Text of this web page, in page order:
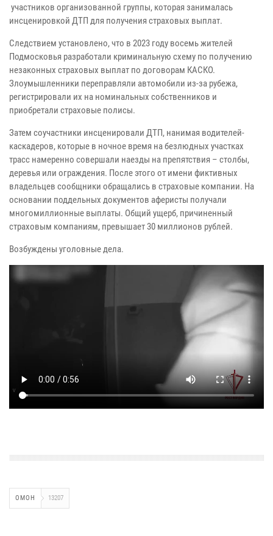
участников организованной группы, которая занималась
инсценировкой ДТП для получения страховых выплат.
Следствием установлено, что в 2023 году восемь жителей
Подмосковья разработали криминальную схему по получению
незаконных страховых выплат по договорам КАСКО.
Злоумышленники переправляли автомобили из-за рубежа,
регистрировали их на номинальных собственников и
приобретали страховые полисы.
Затем соучастники инсценировали ДТП, нанимая водителей-
каскадеров, которые в ночное время на безлюдных участках
трасс намеренно совершали наезды на препятствия – столбы,
деревья или ограждения. После этого от имени фиктивных
владельцев сообщники обращались в страховые компании. На
основании поддельных документов аферисты получали
многомиллионные выплаты. Общий ущерб, причиненный
страховым компаниям, превышает 30 миллионов рублей.
Возбуждены уголовные дела.
ОМОН 13207